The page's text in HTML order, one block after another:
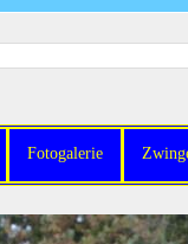
Fotogalerie